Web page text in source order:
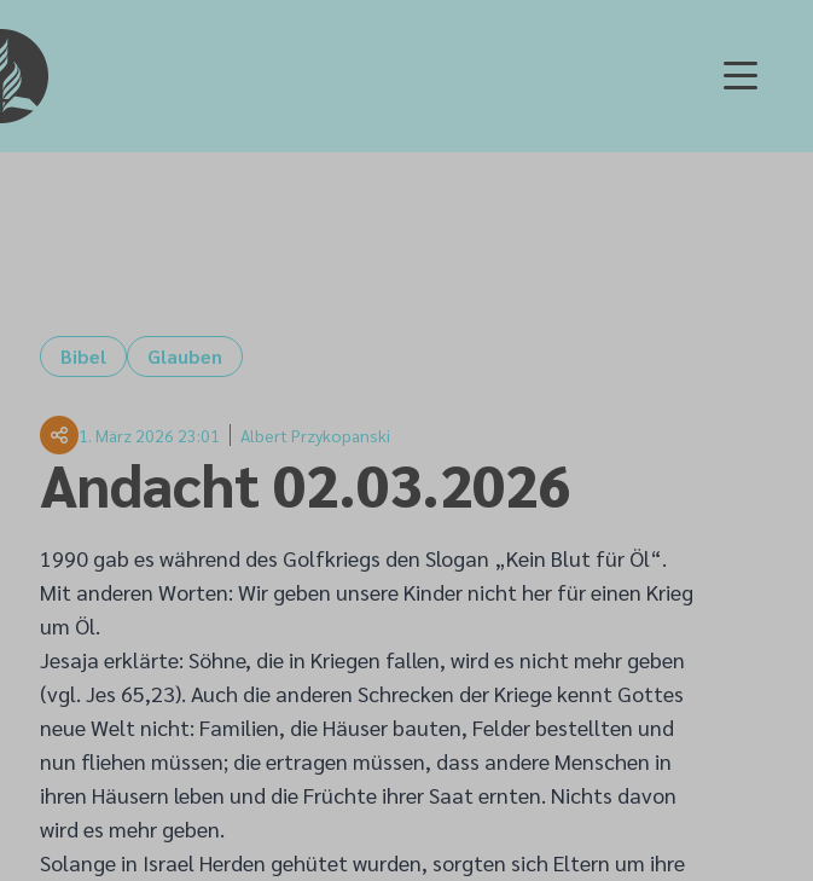
Bibel Glauben
1. März 2026 23:01 Albert Przykopanski
Andacht 02.03.2026
1990 gab es während des Golfkriegs den Slogan „Kein Blut für Öl“.
Mit anderen Worten: Wir geben unsere Kinder nicht her für einen Krieg
um Öl.
Jesaja erklärte: Söhne, die in Kriegen fallen, wird es nicht mehr geben
(vgl. Jes 65,23). Auch die anderen Schrecken der Kriege kennt Gottes
neue Welt nicht: Familien, die Häuser bauten, Felder bestellten und
nun fliehen müssen; die ertragen müssen, dass andere Menschen in
ihren Häusern leben und die Früchte ihrer Saat ernten. Nichts davon
wird es mehr geben.
Solange in Israel Herden gehütet wurden, sorgten sich Eltern um ihre